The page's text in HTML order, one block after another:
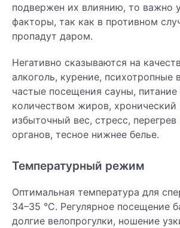
подвержен их влиянию, то важно
факторы, так как в противном
пропадут даром.
Негативно сказываются на
алкоголь, курение, психотропные
частые посещения сауны,
количеством жиров, хронический
избыточный вес, стресс,
органов, тесное нижнее белье.
Температурный режим
Оптимальная температура для
34–35 °С. Регулярное посещение
долгие велопрогулки, ношение